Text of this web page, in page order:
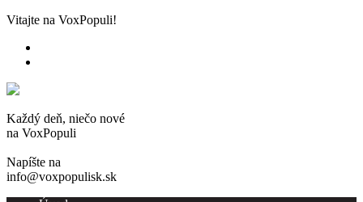
Skip
main
content
Vitajte na VoxPopuli!
Každý deň, niečo nové
na VoxPopuli
Napíšte na
info@voxpopulisk.sk